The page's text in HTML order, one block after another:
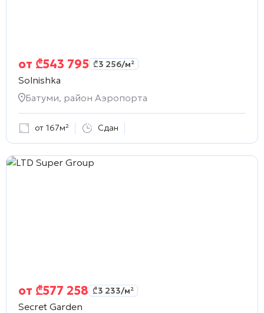
от ₾543 795 ₾3 256/м²
Solnishka
Батуми, район Аэропорта
от 167м² Сдан
от ₾577 258 ₾3 233/м²
Secret Garden